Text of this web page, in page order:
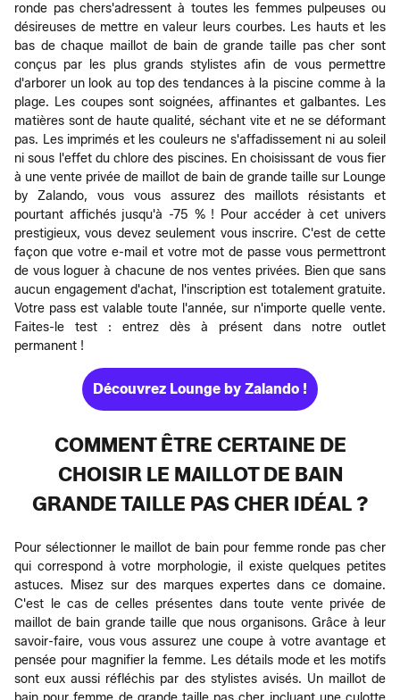
ronde pas chers'adressent à toutes les femmes pulpeuses ou
désireuses de mettre en valeur leurs courbes. Les hauts et les
bas de chaque maillot de bain de grande taille pas cher sont
conçus par les plus grands stylistes afin de vous permettre
d'arborer un look au top des tendances à la piscine comme à la
plage. Les coupes sont soignées, affinantes et galbantes. Les
matières sont de haute qualité, séchant vite et ne se déformant
pas. Les imprimés et les couleurs ne s'affadissement ni au soleil
ni sous l'effet du chlore des piscines. En choisissant de vous fier
à une vente privée de maillot de bain de grande taille sur Lounge
by Zalando, vous vous assurez des maillots résistants et
pourtant affichés jusqu'à -75 % ! Pour accéder à cet univers
prestigieux, vous devez seulement vous inscrire. C'est de cette
façon que votre e-mail et votre mot de passe vous permettront
de vous loguer à chacune de nos ventes privées. Bien que sans
aucun engagement d'achat, l'inscription est totalement gratuite.
Votre pass est valable toute l'année, sur n'importe quelle vente.
Faites-le test : entrez dès à présent dans notre outlet
permanent !
Découvrez Lounge by Zalando !
COMMENT ÊTRE CERTAINE DE
CHOISIR LE MAILLOT DE BAIN
GRANDE TAILLE PAS CHER IDÉAL ?
Pour sélectionner le maillot de bain pour femme ronde pas cher
qui correspond à votre morphologie, il existe quelques petites
astuces. Misez sur des marques expertes dans ce domaine.
C'est le cas de celles présentes dans toute vente privée de
maillot de bain grande taille que nous organisons. Grâce à leur
savoir-faire, vous vous assurez une coupe à votre avantage et
pensée pour magnifier la femme. Les détails mode et les motifs
sont eux aussi réfléchis par des stylistes avisés. Un maillot de